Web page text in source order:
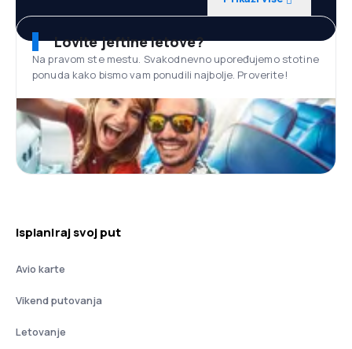
Lovite jeftine letove?
Na pravom ste mestu. Svakodnevno upoređujemo stotine
ponuda kako bismo vam ponudili najbolje. Proverite!
Isplaniraj svoj put
Avio karte
Vikend putovanja
Letovanje